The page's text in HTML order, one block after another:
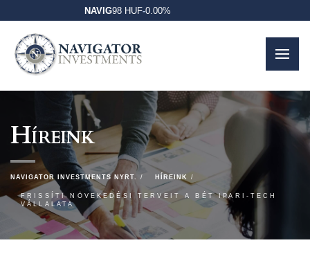
NAVIG98 HUF-0.00%
Híreink
NAVIGATOR INVESTMENTS NYRT. HÍREINK
FRISSÍTI NÖVEKEDÉSI TERVEIT A BÉT IPARI-TECH
VÁLLALATA